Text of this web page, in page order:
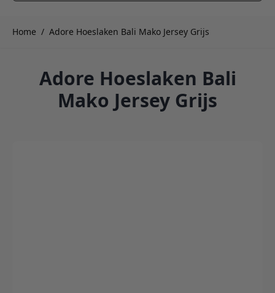
Home / Adore Hoeslaken Bali Mako Jersey Grijs
Adore Hoeslaken Bali
Mako Jersey Grijs